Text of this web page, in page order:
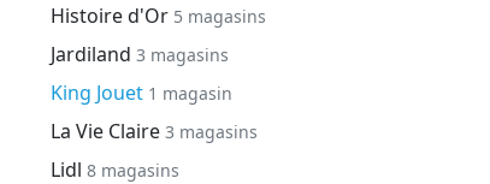
Histoire d'Or 5 magasins
Jardiland 3 magasins
King Jouet 1 magasin
La Vie Claire 3 magasins
Lidl 8 magasins